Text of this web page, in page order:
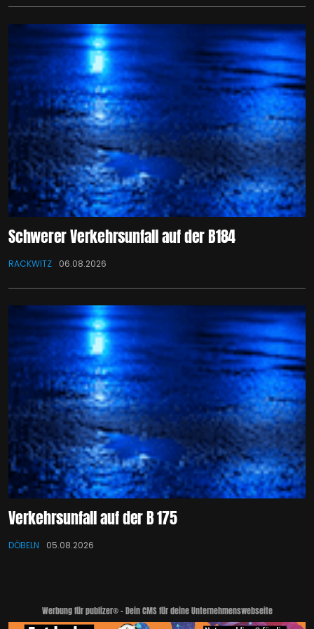
Schwerer Verkehrsunfall auf der B184
RACKWITZ 06.08.2026
Verkehrsunfall auf der B 175
DÖBELN 05.08.2026
Werbung für publizer® - Dein CMS für deine Unternehmenswebseite